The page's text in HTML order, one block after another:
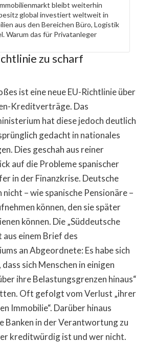
bleibt weiterhin
global investiert weltweit in
aus den Bereichen Büro, Logistik
Warum das für Privatanleger
zu scharf
ist eine neue EU-Richtlinie über
Kreditverträge. Das
hat diese jedoch deutlich
gedacht in nationales
Dies geschah aus reiner
auf die Probleme spanischer
in der Finanzkrise. Deutsche
– wie spanische Pensionäre –
können, den sie später
können. Die „Süddeutsche
einem Brief des
an Abgeordnete: Es habe sich
sich Menschen in einigen
ihre Belastungsgrenzen hinaus“
Oft gefolgt vom Verlust „ihrer
Immobilie“. Darüber hinaus
Banken in der Verantwortung zu
kreditwürdig ist und wer nicht.